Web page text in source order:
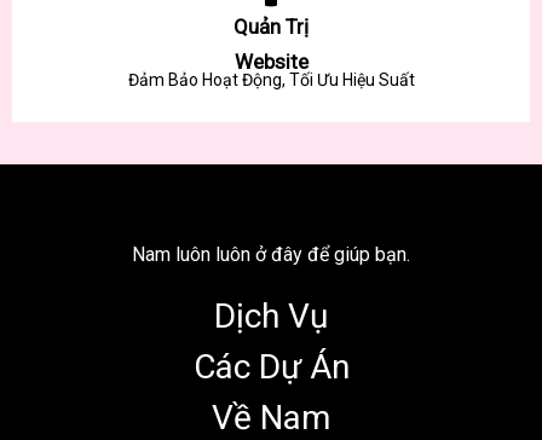
Quản Trị
Website
Đảm Bảo Hoạt Động, Tối Ưu Hiệu Suất
Nam luôn luôn ở đây để giúp bạn.
Dịch Vụ
Các Dự Án
Về Nam